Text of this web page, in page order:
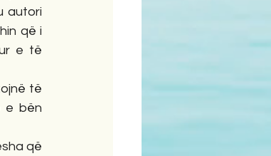
autori
që i
e të
të
e bën
që